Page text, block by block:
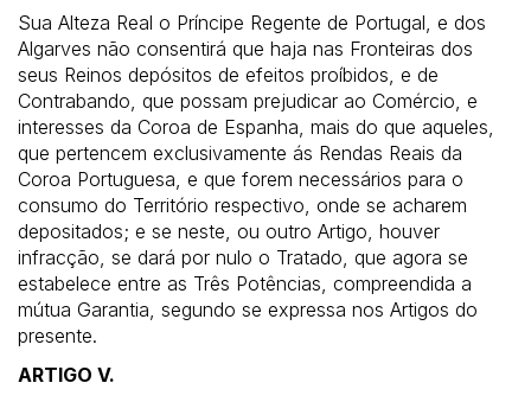
Sua Alteza Real o Príncipe Regente de Portugal, e dos
Algarves não consentirá que haja nas Fronteiras dos
seus Reinos depósitos de efeitos proíbidos, e de
Contrabando, que possam prejudicar ao Comércio, e
interesses da Coroa de Espanha, mais do que aqueles,
que pertencem exclusivamente ás Rendas Reais da
Coroa Portuguesa, e que forem necessários para o
consumo do Território respectivo, onde se acharem
depositados; e se neste, ou outro Artigo, houver
infracção, se dará por nulo o Tratado, que agora se
estabelece entre as Três Potências, compreendida a
mútua Garantia, segundo se expressa nos Artigos do
presente.
ARTIGO V.